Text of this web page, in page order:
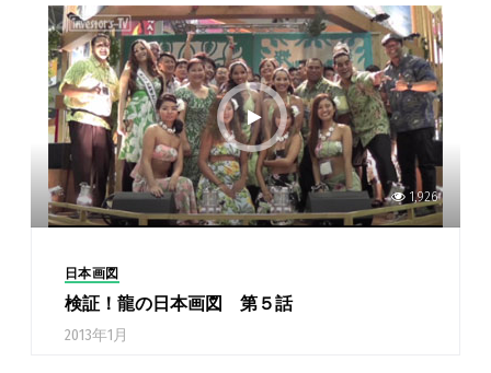
1,926
日本画図
検証！龍の日本画図 第５話
2013年1月